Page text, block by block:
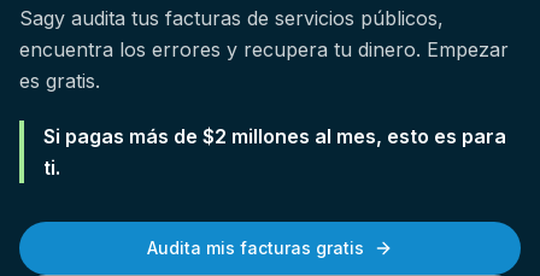
Sagy audita tus facturas de servicios públicos,
encuentra los errores y recupera tu dinero. Empezar
es gratis.
Si pagas más de $2 millones al mes, esto es para
ti.
Audita mis facturas gratis